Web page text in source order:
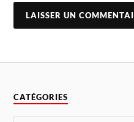
CATÉGORIES